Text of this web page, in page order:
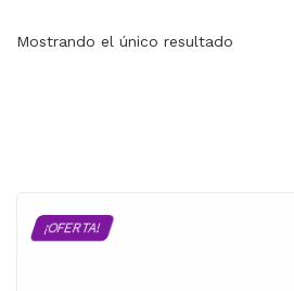
Mostrando el único resultado
¡OFERTA!